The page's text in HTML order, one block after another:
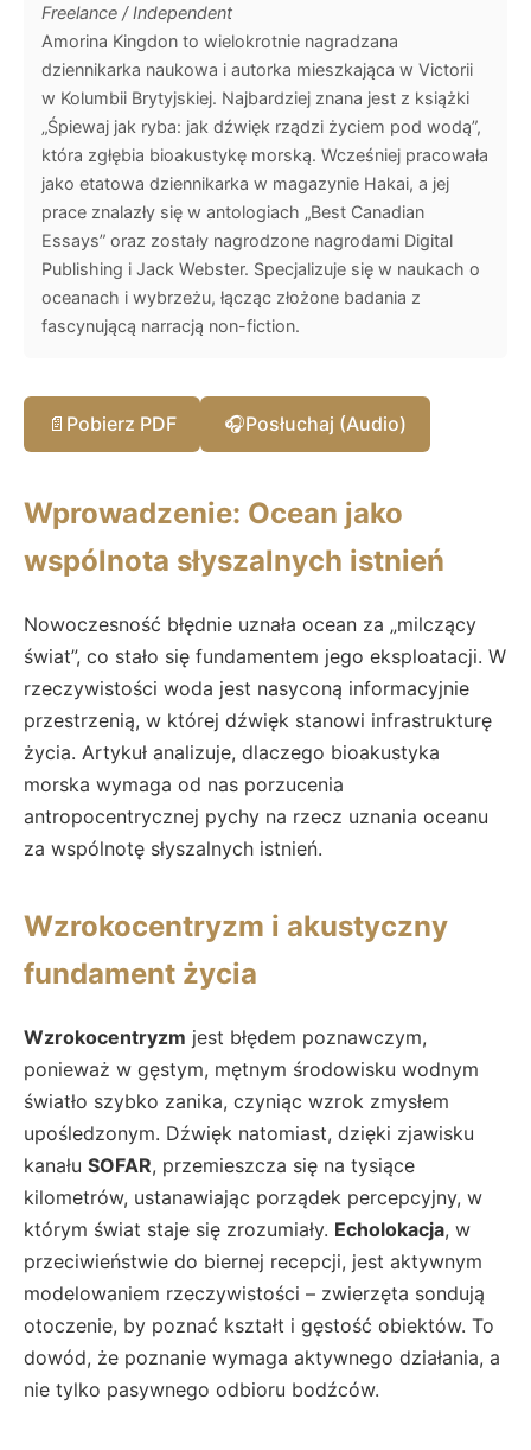
Freelance / Independent
Amorina Kingdon to wielokrotnie nagradzana
dziennikarka naukowa i autorka mieszkająca w Victorii
w Kolumbii Brytyjskiej. Najbardziej znana jest z książki
„Śpiewaj jak ryba: jak dźwięk rządzi życiem pod wodą”,
która zgłębia bioakustykę morską. Wcześniej pracowała
jako etatowa dziennikarka w magazynie Hakai, a jej
prace znalazły się w antologiach „Best Canadian
Essays” oraz zostały nagrodzone nagrodami Digital
Publishing i Jack Webster. Specjalizuje się w naukach o
oceanach i wybrzeżu, łącząc złożone badania z
fascynującą narracją non-fiction.
📄 Pobierz PDF 🎧Posłuchaj (Audio)
Wprowadzenie: Ocean jako
wspólnota słyszalnych istnień
Nowoczesność błędnie uznała ocean za „milczący
świat”, co stało się fundamentem jego eksploatacji. W
rzeczywistości woda jest nasyconą informacyjnie
przestrzenią, w której dźwięk stanowi infrastrukturę
życia. Artykuł analizuje, dlaczego bioakustyka
morska wymaga od nas porzucenia
antropocentrycznej pychy na rzecz uznania oceanu
za wspólnotę słyszalnych istnień.
Wzrokocentryzm i akustyczny
fundament życia
Wzrokocentryzm jest błędem poznawczym,
ponieważ w gęstym, mętnym środowisku wodnym
światło szybko zanika, czyniąc wzrok zmysłem
upośledzonym. Dźwięk natomiast, dzięki zjawisku
kanału SOFAR, przemieszcza się na tysiące
kilometrów, ustanawiając porządek percepcyjny, w
którym świat staje się zrozumiały. Echolokacja, w
przeciwieństwie do biernej recepcji, jest aktywnym
modelowaniem rzeczywistości – zwierzęta sondują
otoczenie, by poznać kształt i gęstość obiektów. To
dowód, że poznanie wymaga aktywnego działania, a
nie tylko pasywnego odbioru bodźców.